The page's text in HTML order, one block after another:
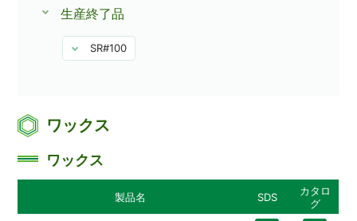
生産終了品
SR#100
ワックス
ワックス
製品名 SDS
カタロ
グ